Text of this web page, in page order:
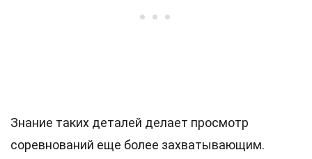
Знание таких деталей делает просмотр
соревнований еще более захватывающим.